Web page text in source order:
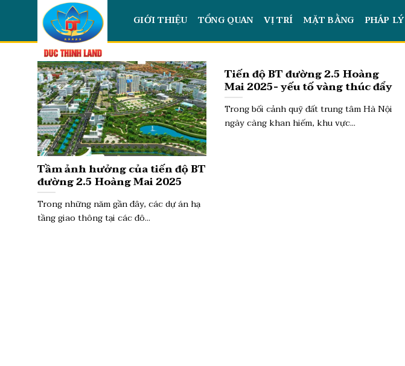
content
GIỚI THIỆU TỔNG QUAN VỊ TRÍ MẶT BẰNG PHÁP LÝ
Tầm ảnh hưởng của tiến độ BT
đường 2.5 Hoàng Mai 2025
Trong những năm gần đây, các dự án hạ
tầng giao thông tại các đô...
Tiến độ BT đường 2.5 Hoàng
Mai 2025- yếu tố vàng thúc đẩy
giá đất khu nam Hà Nội
Trong bối cảnh quỹ đất trung tâm Hà Nội
ngày càng khan hiếm, khu vực...